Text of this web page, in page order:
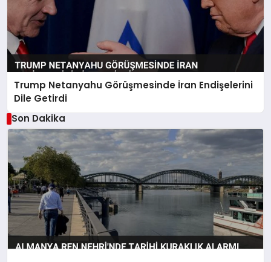
Trump Netanyahu Görüşmesinde İran Endişelerini
Dile Getirdi
Son Dakika